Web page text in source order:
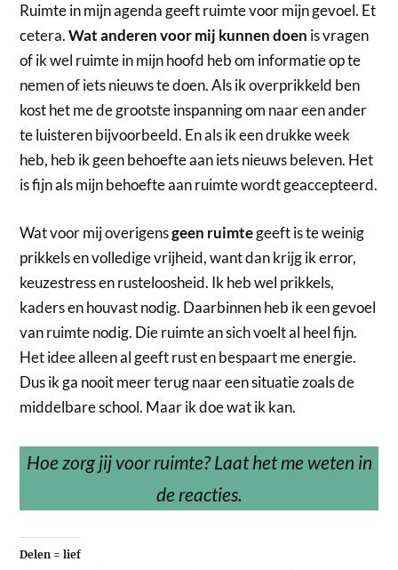
Ruimte in mijn agenda geeft ruimte voor mijn gevoel. Et
cetera.Wat anderen voor mij kunnen doen is vragen
of ik wel ruimte in mijn hoofd heb om informatie op te
nemen of iets nieuws te doen. Als ik overprikkeld ben
kost het me de grootste inspanning om naar een ander
te luisteren bijvoorbeeld. En als ik een drukke week
heb, heb ik geen behoefte aan iets nieuws beleven. Het
is fijn als mijn behoefte aan ruimte wordt geaccepteerd.
Wat voor mij overigensgeen ruimtegeeft is te weinig
prikkels en volledige vrijheid, want dan krijg ik error,
keuzestress en rusteloosheid. Ik heb wel prikkels,
kaders en houvast nodig. Daarbinnen heb ik een gevoel
van ruimte nodig. Die ruimte an sich voelt al heel fijn.
Het idee alleen al geeft rust en bespaart me energie.
Dus ik ga nooit meer terug naar een situatie zoals de
middelbare school. Maar ik doe wat ik kan.
Hoe zorg jij voor ruimte? Laat het me weten in
de reacties.
Delen = lief